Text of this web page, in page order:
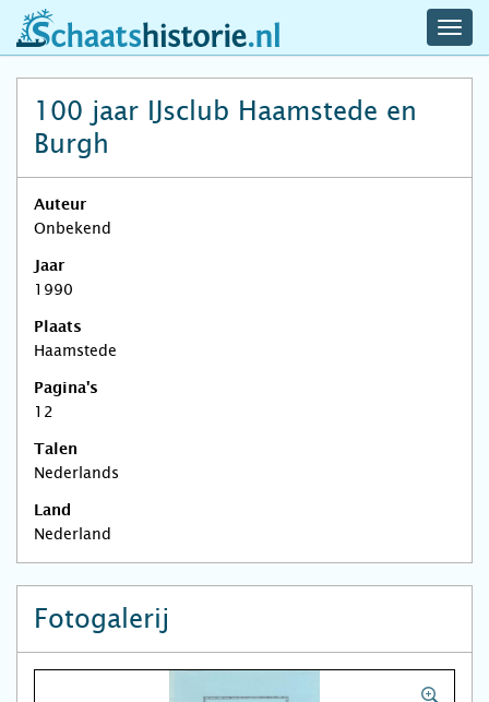
schaatshistorie.nl
100 jaar IJsclub Haamstede en
Burgh
Auteur
Onbekend
Jaar
1990
Plaats
Haamstede
Pagina's
12
Talen
Nederlands
Land
Nederland
Fotogalerij